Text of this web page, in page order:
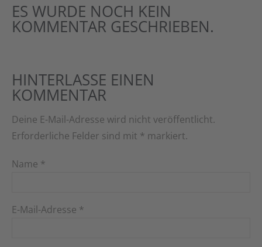
ES WURDE NOCH KEIN
KOMMENTAR GESCHRIEBEN.
HINTERLASSE EINEN
KOMMENTAR
Deine E-Mail-Adresse wird nicht veröffentlicht.
Erforderliche Felder sind mit * markiert.
Name *
E-Mail-Adresse *